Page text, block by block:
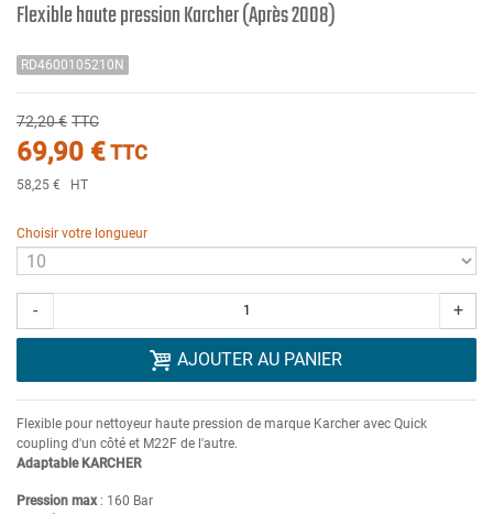
Flexible haute pression Karcher (Après 2008)
RD4600105210N
72,20 € TTC
69,90 €TTC
58,25 € HT
Choisir votre longueur
- +
AJOUTER AU PANIER
Flexible pour nettoyeur haute pression de marque Karcher avec Quick
coupling d'un côté et M22F de l'autre.
Adaptable KARCHER
Pression max: 160 Bar